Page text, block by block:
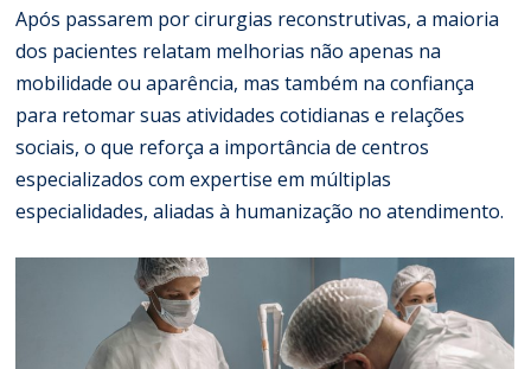
Após passarem por cirurgias reconstrutivas, a maioria
dos pacientes relatam melhorias não apenas na
mobilidade ou aparência, mas também na confiança
para retomar suas atividades cotidianas e relações
sociais, o que reforça a importância de centros
especializados com expertise em múltiplas
especialidades, aliadas à humanização no atendimento.